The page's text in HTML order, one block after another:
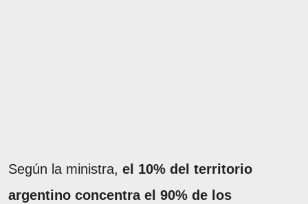
Según la ministra, el 10% del territorio
argentino concentra el 90% de los